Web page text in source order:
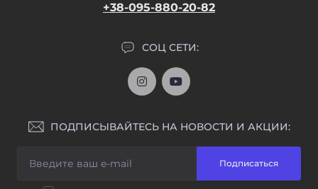
+38-095-880-20-82
СОЦ СЕТИ:
ПОДПИСЫВАЙТЕСЬ НА НОВОСТИ И АКЦИИ:
Подписаться